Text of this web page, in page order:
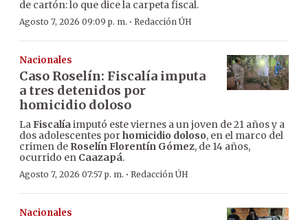
de cartón: lo que dice la carpeta fiscal.
Agosto 7, 2026 09:09 p. m. · Redacción ÚH
Nacionales
Caso Roselín: Fiscalía imputa
a tres detenidos por
homicidio doloso
LaFiscalíaimputó este viernes a un joven de 21 años y a
dos adolescentes porhomicidio doloso, en el marco del
crimen de Roselín Florentín Gómez, de 14 años,
ocurrido en Caazapá.
Agosto 7, 2026 07:57 p. m. · Redacción ÚH
Nacionales